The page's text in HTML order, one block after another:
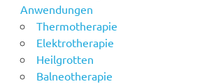
Anwendungen
Thermotherapie
Elektrotherapie
Heilgrotten
Balneotherapie